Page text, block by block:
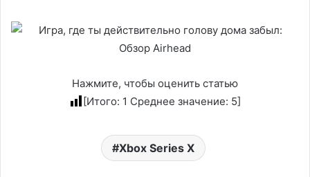
Нажмите, чтобы оценить статью
[Итого: 1 Среднее значение: 5]
Xbox Series X